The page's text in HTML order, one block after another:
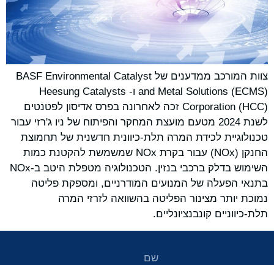
צוות המורכב ממדענים של BASF Environmental Catalyst
and Metal Solutions (ECMS) ו- Heesung Catalysts
Corporation (HCC) זכה לאחרונה בפרס אדיסון לפטנטים
לשנת 2024 מטעם מועצת המחקר והפיתוח של ניו ג'רזי עבור
טכנולוגיית לכידת המרה תלת-כיוונית חדשנית של תחמוצת
החנקן (NOx) עבור בקרת NOx שמשמשת להקטנת כמות
השימוש בדלק ברכבי בנזין. הטכנולוגיה מטפלת היטב ב-NOx
בתנאי הפעלה של המנועים המודרניים, ומספקת פליטה
נמוכת יותר מצינור הפליטה בהשוואה לזרזי המרה
תלת-כיווניים קונבנציונליים.